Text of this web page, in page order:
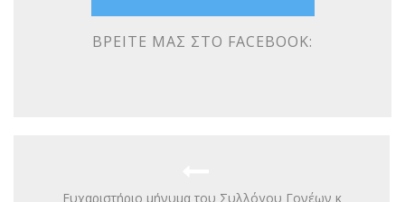
ΒΡΕΊΤΕ ΜΑΣ ΣΤΟ FACEBOOK:
Ευχαριστήριο μήνυμα του Συλλόγου Γονέων κ